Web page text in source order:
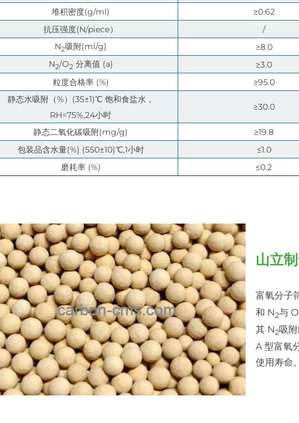
堆积密度(g/ml)
≥0.62
抗压强度(N/piece）
/
N2吸附(ml/g) ≥8.0
N2/O2 分离值 (a) ≥3.0
粒度合格率 (%)
≥95.0
静态水吸附（%）(35±1)℃ 饱和食盐水，
RH=75%,24小时
≥30.0
静态二氧化碳吸附(mg/g) ≥19.8
包装品含水量(%) (550±10)℃,1小时
≤1.0
磨耗率 (%)
≤0.2
山立
富氧分子
和 N2与 O
其 N2吸
A 型富氧
使用寿命。